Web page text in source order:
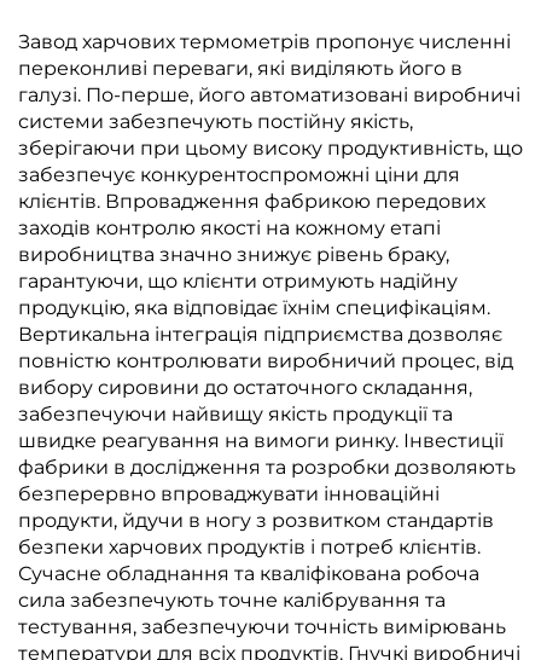
Завод харчових термометрів пропонує численні
переконливі переваги, які виділяють його в
галузі. По-перше, його автоматизовані виробничі
системи забезпечують постійну якість,
зберігаючи при цьому високу продуктивність, що
забезпечує конкурентоспроможні ціни для
клієнтів. Впровадження фабрикою передових
заходів контролю якості на кожному етапі
виробництва значно знижує рівень браку,
гарантуючи, що клієнти отримують надійну
продукцію, яка відповідає їхнім специфікаціям.
Вертикальна інтеграція підприємства дозволяє
повністю контролювати виробничий процес, від
вибору сировини до остаточного складання,
забезпечуючи найвищу якість продукції та
швидке реагування на вимоги ринку. Інвестиції
фабрики в дослідження та розробки дозволяють
безперервно впроваджувати інноваційні
продукти, йдучи в ногу з розвитком стандартів
безпеки харчових продуктів і потреб клієнтів.
Сучасне обладнання та кваліфікована робоча
сила забезпечують точне калібрування та
тестування, забезпечуючи точність вимірювань
температури для всіх продуктів. Гнучкі виробничі